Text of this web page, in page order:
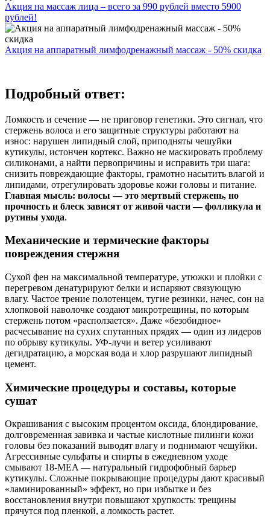
Акция на массаж лица – всего за 990 рублей вместо 5900
рублей!
Акция на аппаратный лимфодренажный массаж - 50% скидка
Подробный ответ:
Ломкость и сечение — не приговор генетики. Это сигнал, что
стержень волоса и его защитные структуры работают на
износ: нарушен липидный слой, приподняты чешуйки
кутикулы, истончен кортекс. Важно не маскировать проблему
силиконами, а найти первопричины и исправить три шага:
снизить повреждающие факторы, грамотно насытить влагой и
липидами, отрегулировать здоровье кожи головы и питание.
Главная мысль: волосы — это мертвый стержень, но
прочность и блеск зависят от живой части — фолликула и
рутины ухода.
Механические и термические факторы
повреждения стержня
Сухой фен на максимальной температуре, утюжки и плойки с
перегревом денатурируют белки и испаряют связующую
влагу. Частое трение полотенцем, тугие резинки, начес, сон на
хлопковой наволочке создают микротрещины, по которым
стержень потом «расползается». Даже «безобидное»
расчесывание на сухих спутанных прядях — один из лидеров
по обрыву кутикулы. УФ‑лучи и ветер усиливают
дегидратацию, а морская вода и хлор разрушают липидный
цемент.
Химические процедуры и составы, которые
сушат
Окрашивания с высоким процентом оксида, блондирование,
долговременная завивка и частые кислотные пилинги кожи
головы без показаний выводят влагу и поднимают чешуйки.
Агрессивные сульфаты и спирты в ежедневном уходе
смывают 18‑MEA — натуральный гидрофобный барьер
кутикулы. Сложные покрывающие процедуры дают красивый
«ламинированный» эффект, но при избытке и без
восстановления внутри повышают хрупкость: трещины
прячутся под пленкой, а ломкость растет.